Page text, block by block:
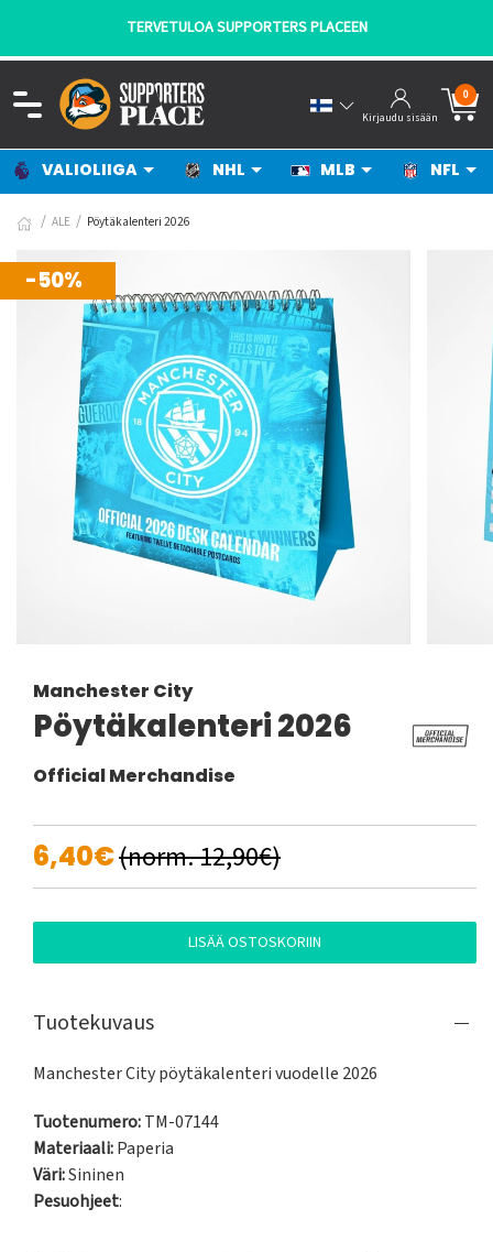
TERVETULOA SUPPORTERS PLACEEN
Kirjaudu sisään
0
VALIOLIIGA NHL MLB NFL
ALE Pöytäkalenteri 2026
-50%
Manchester City
Pöytäkalenteri 2026
Official Merchandise
6,40€(norm. 12,90€)
LISÄÄ OSTOSKORIIN
Tuotekuvaus
Manchester City pöytäkalenteri vuodelle 2026
Tuotenumero:TM-07144
Materiaali:Paperia
Väri:Sininen
Pesuohjeet: